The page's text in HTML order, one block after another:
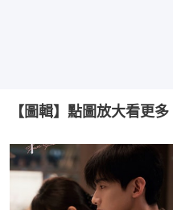
【圖輯】點圖放大看更